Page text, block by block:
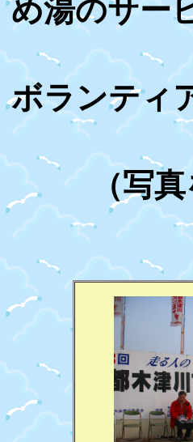
め湯のサー
ボランティ
（写